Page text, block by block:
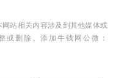
网站相关内容涉及到其他媒体或
删除。添加牛钱网公微：